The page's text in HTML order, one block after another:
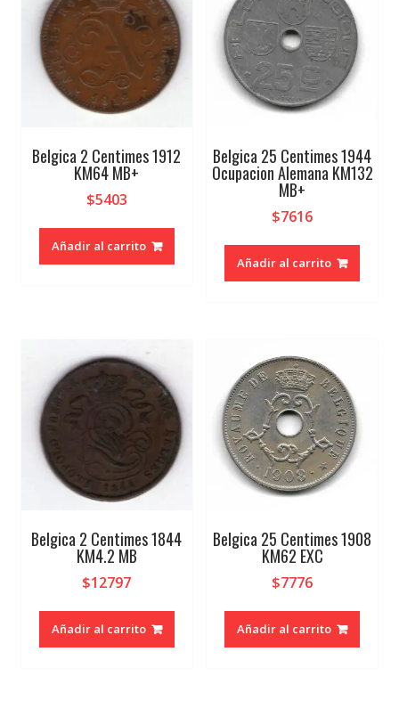
Belgica 2 Centimes 1912
KM64 MB+
$5403
Añadir al carrito
Belgica 25 Centimes 1944
Ocupacion Alemana KM132
MB+
$7616
Añadir al carrito
Belgica 2 Centimes 1844
KM4.2 MB
$12797
Añadir al carrito
Belgica 25 Centimes 1908
KM62 EXC
$7776
Añadir al carrito